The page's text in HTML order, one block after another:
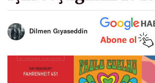
Dilmen Gıyaseddin